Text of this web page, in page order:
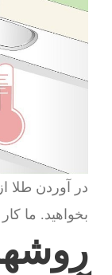
در آوردن طلا
بخواهید. ما